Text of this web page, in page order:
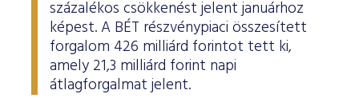
százalékos csökkenést jelent januárhoz
képest. A BÉT részvénypiaci összesített
forgalom 426 milliárd forintot tett ki,
amely 21,3 milliárd forint napi
átlagforgalmat jelent.